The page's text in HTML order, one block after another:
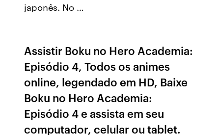
japonês. No …
Assistir Boku no Hero Academia:
Episódio 4, Todos os animes
online, legendado em HD, Baixe
Boku no Hero Academia:
Episódio 4 e assista em seu
computador, celular ou tablet.